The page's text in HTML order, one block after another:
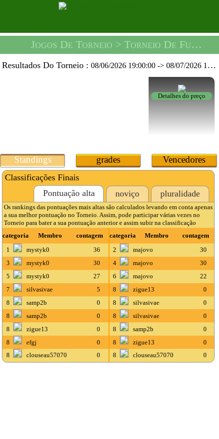
Jogos De Torneio > Torneio De Futebol Rei Da Bolha -
Resultados Do Torneio :08/06/2026 19:00:00 ->08/07/2026 19:59:59
Detalhes do preço
Standings grades Vencedores
Classificações Finais
Pontuação alta
noviço pluralidade
Os rankings das pontuações mais altas são calculados levando em conta apenas
a sua melhor pontuação no Torneio. Assim, pode participar várias vezes no
Torneio para bater a sua pontuação anterior e assim subir na classificação
categoria
Membro contagem categoria Membro
contagem
1
mystyk0 36 2 majovo
30
3
mystyk0 30 4 majovo
30
5
mystyk0 27 6 majovo
22
7
silvasivae 5 8 zigue13
0
8
samp2b 0 8 silvasivae
0
8
samp2b 0 8 silvasivae
0
8
zigue13 0 8 samp2b
0
8
efgj 0 8 zigue13
0
8
clouseau57070 0 8 clouseau57070 0